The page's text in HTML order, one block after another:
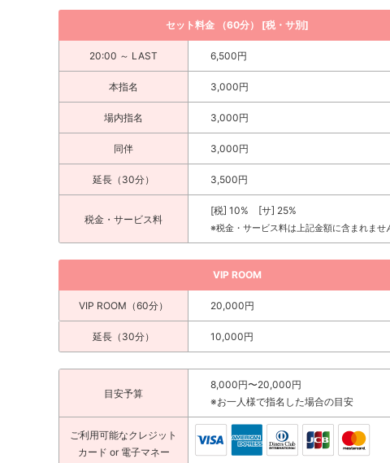
セット料金 （60分） [税・サ別]
20:00 ～ LAST 6,500円
本指名 3,000円
場内指名 3,000円
同伴 3,000円
延長（30分） 3,500円
税金・サービス料
[税] 10% [サ] 25%
※税金・サービス料は上記金額に含まれませ
VIP ROOM
VIP ROOM（60分） 20,000円
延長（30分） 10,000円
目安予算
8,000円〜20,000円
※お一人様で指名した場合の目安
ご利用可能なクレジット
カード or 電子マネー